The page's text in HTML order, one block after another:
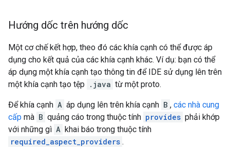
Hướng dốc trên hướng dốc
Một cơ chế kết hợp, theo đó các khía cạnh có thể được áp
dụng cho kết quả của các khía cạnh khác. Ví dụ: bạn có thể
áp dụng một khía cạnh tạo thông tin để IDE sử dụng lên trên
một khía cạnh tạo tệp
.java từ một proto.
Để khía cạnh A áp dụng lên trên khía cạnh B , các nhà cung
cấp mà B quảng cáo trong thuộc tính provides phải khớp
với những gì A khai báo trong thuộc tính
required_aspect_providers .